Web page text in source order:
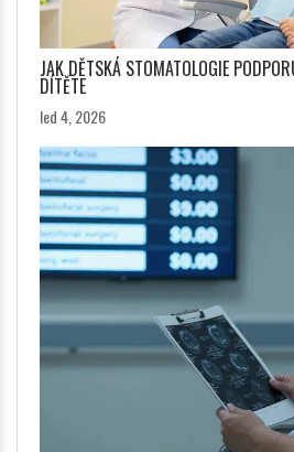
JAK DĚTSKÁ STOMATOLOGIE
DÍTĚTE
led 4, 2026